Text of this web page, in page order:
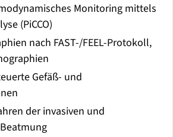
Monitoring mittels
(PiCCO)
nach FAST-/FEEL-Protokoll,
Gefäß- und
der invasiven und